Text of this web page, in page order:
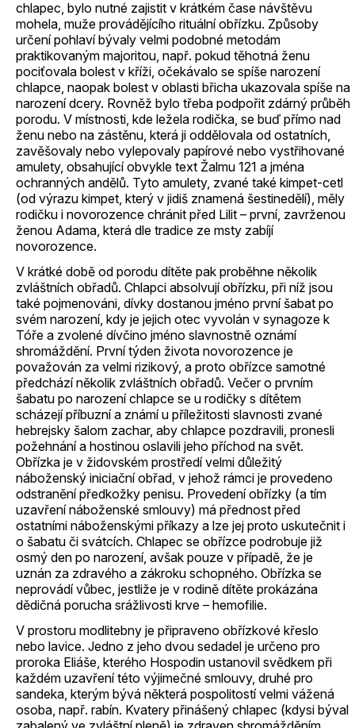
chlapec, bylo nutné zajistit v krátkém čase návštěvu
mohela, muže provádějícího rituální obřízku. Způsoby
určení pohlaví bývaly velmi podobné metodám
praktikovaným majoritou, např. pokud těhotná ženu
pociťovala bolest v kříži, očekávalo se spíše narození
chlapce, naopak bolest v oblasti břicha ukazovala spíše na
narození dcery. Rovněž bylo třeba podpořit zdárný průběh
porodu. V místnosti, kde ležela rodička, se buď přímo nad
ženu nebo na zástěnu, která ji oddělovala od ostatních,
zavěšovaly nebo vylepovaly papírové nebo vystřihované
amulety, obsahující obvykle text Žalmu 121 a jména
ochranných andělů. Tyto amulety, zvané také kimpet-cetl
(od výrazu kimpet, který v jidiš znamená šestinedělí), měly
rodičku i novorozence chránit před Lilit – první, zavrženou
ženou Adama, která dle tradice ze msty zabíjí
novorozence.
V krátké době od porodu dítěte pak proběhne několik
zvláštních obřadů. Chlapci absolvují obřízku, při níž jsou
také pojmenováni, dívky dostanou jméno první šabat po
svém narození, kdy je jejich otec vyvolán v synagoze k
Tóře a zvolené dívčino jméno slavnostně oznámí
shromáždění. První týden života novorozence je
považován za velmi rizikový, a proto obřízce samotné
předchází několik zvláštních obřadů. Večer o prvním
šabatu po narození chlapce se u rodičky s dítětem
scházejí příbuzní a známí u příležitosti slavnosti zvané
hebrejsky šalom zachar, aby chlapce pozdravili, pronesli
požehnání a hostinou oslavili jeho příchod na svět.
Obřízka je v židovském prostředí velmi důležitý
náboženský iniciační obřad, v jehož rámci je provedeno
odstranění předkožky penisu. Provedení obřízky (a tím
uzavření náboženské smlouvy) má přednost před
ostatními náboženskými příkazy a lze jej proto uskutečnit i
o šabatu či svátcích. Chlapec se obřízce podrobuje již
osmý den po narození, avšak pouze v případě, že je
uznán za zdravého a zákroku schopného. Obřízka se
neprovádí vůbec, jestliže je v rodině dítěte prokázána
dědičná porucha srážlivosti krve – hemofilie.
V prostoru modlitebny je připraveno obřízkové křeslo
nebo lavice. Jedno z jeho dvou sedadel je určeno pro
proroka Eliáše, kterého Hospodin ustanovil svědkem při
každém uzavření této výjimečné smlouvy, druhé pro
sandeka, kterým bývá některá pospolitostí velmi vážená
osoba, např. rabín. Kvatery přinášený chlapec (kdysi býval